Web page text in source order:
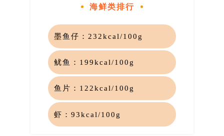
海鲜类排行
墨鱼仔： 232kcal/100g
鱿鱼： 199kcal/100g
鱼片： 122kcal/100g
虾： 93kcal/100g